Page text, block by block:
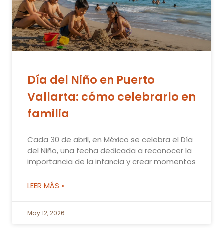
Día del Niño en Puerto
Vallarta: cómo celebrarlo en
familia
Cada 30 de abril, en México se celebra el Día
del Niño, una fecha dedicada a reconocer la
importancia de la infancia y crear momentos
LEER MÁS »
May 12, 2026